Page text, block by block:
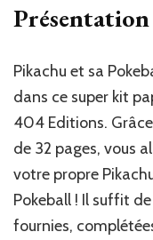
Pikachu et sa
dans ce super kit
404 Editions.
de 32 pages, vous
votre propre
Pokeball ! Il suffit
fournies,